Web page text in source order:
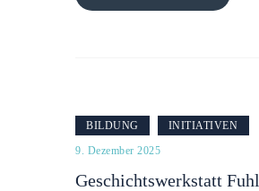
BILDUNG INITIATIVEN
9. Dezember 2025
Geschichtswerkstatt